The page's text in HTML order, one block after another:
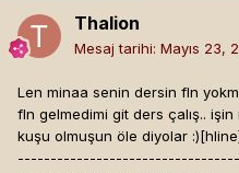
Thalion
Mesaj tarihi: Mayıs 23,
Len minaa senin dersin fln
fln gelmedimi git ders çalış..
kuşu olmuşun öle diyolar